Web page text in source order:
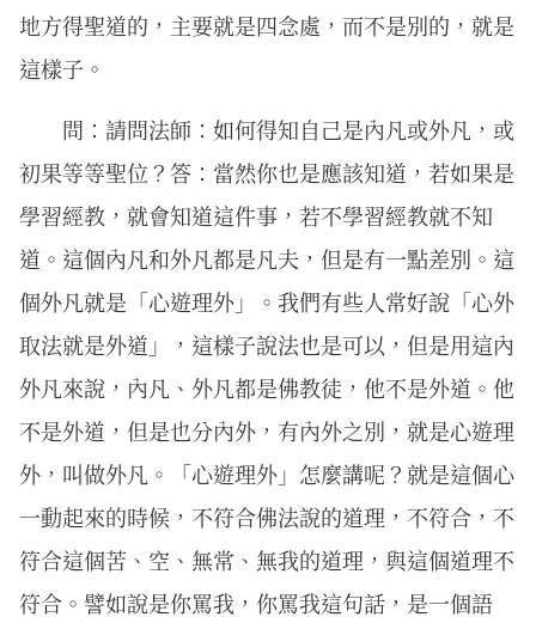
地方得聖道的，主要就是四念處，而不是別的，就是
這樣子。
問：請問法師：如何得知自己是內凡或外凡，或
初果等等聖位？答：當然你也是應該知道，若如果是
學習經教，就會知道這件事，若不學習經教就不知
道。這個內凡和外凡都是凡夫，但是有一點差別。這
個外凡就是「心遊理外」。我們有些人常好說「心外
取法就是外道」，這樣子說法也是可以，但是用這內
外凡來說，內凡、外凡都是佛教徒，他不是外道。他
不是外道，但是也分內外，有內外之別，就是心遊理
外，叫做外凡。「心遊理外」怎麼講呢？就是這個心
一動起來的時候，不符合佛法說的道理，不符合，不
符合這個苦、空、無常、無我的道理，與這個道理不
符合。譬如說是你罵我，你罵我這句話，是一個語